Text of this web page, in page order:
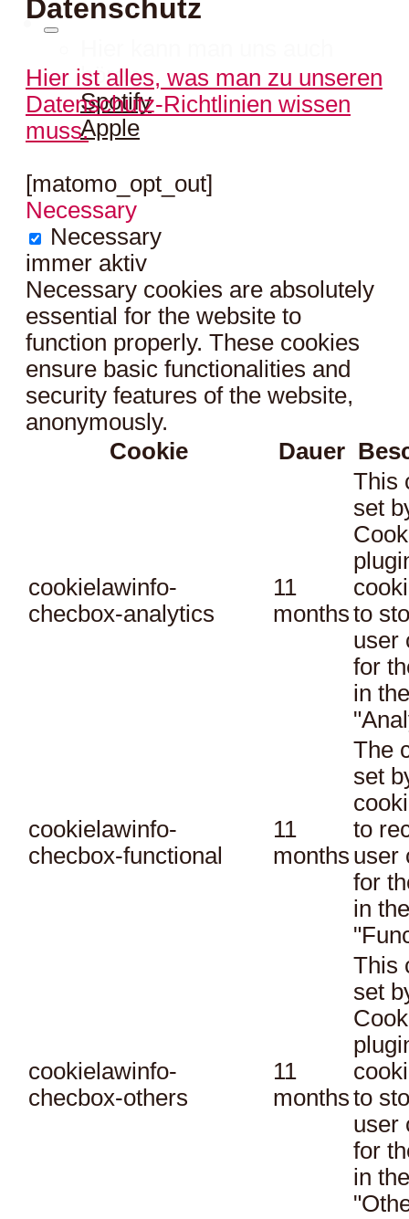
hören:
Spotify
Apple
Datenschutz
Hier ist alles, was man zu unseren
Datenschutz-Richtlinien wissen
muss.
[matomo_opt_out]
Necessary
Necessary
immer aktiv
Necessary cookies are absolutely
essential for the website to
function properly. These cookies
ensure basic functionalities and
security features of the website,
anonymously.
Cookie
Dauer
cookielawinfo-
checbox-analytics
11
months
This
set
to
user
for
in
cookielawinfo-
checbox-functional
11
months
The
set
to
user
for
in
cookielawinfo-
checbox-others
11
months
This
set
to
user
for
in